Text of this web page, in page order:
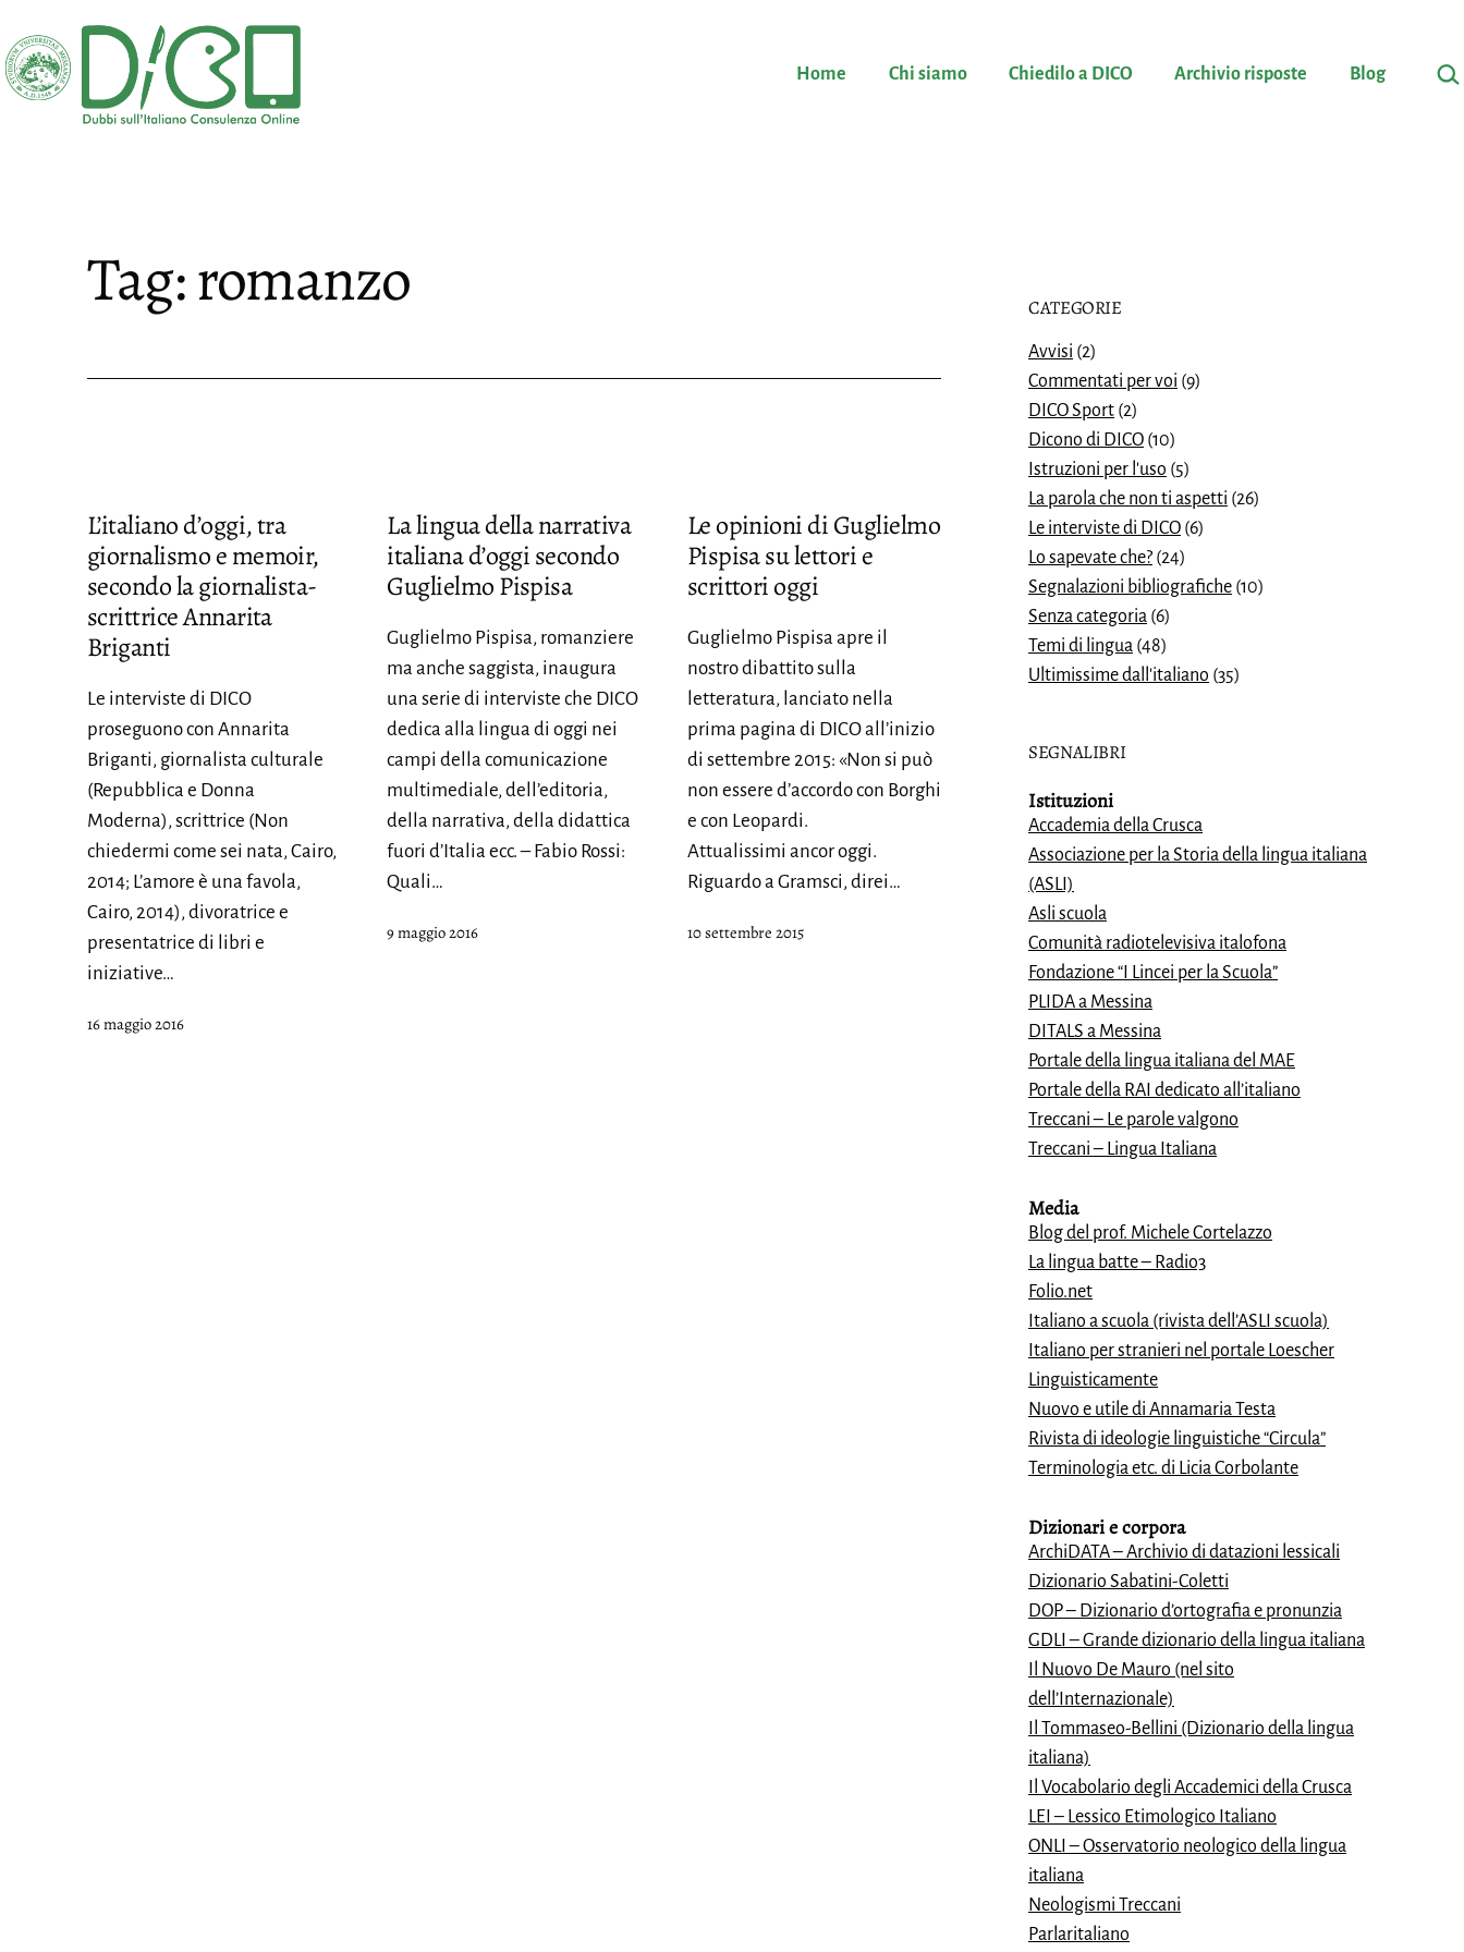
al
contenuto
Consulenza
Home Chi siamo Chiedilo a DICO Archivio risposte Blog
Tag:romanzo
L’italiano d’oggi, tra
giornalismo e memoir,
secondo la giornalista-
scrittrice Annarita
Briganti
Le interviste di DICO
proseguono con Annarita
Briganti, giornalista culturale
(Repubblica e Donna
Moderna), scrittrice (Non
chiedermi come sei nata, Cairo,
2014; L’amore è una favola,
Cairo, 2014), divoratrice e
presentatrice di libri e
iniziative…
Pubblicato
16 maggio 2016
La lingua della narrativa
italiana d’oggi secondo
Guglielmo Pispisa
Guglielmo Pispisa, romanziere
ma anche saggista, inaugura
una serie di interviste che DICO
dedica alla lingua di oggi nei
campi della comunicazione
multimediale, dell’editoria,
della narrativa, della didattica
fuori d’Italia ecc. – Fabio Rossi:
Quali…
Pubblicato
9 maggio 2016
Le opinioni di Guglielmo
Pispisa su lettori e
scrittori oggi
Guglielmo Pispisa apre il
nostro dibattito sulla
letteratura, lanciato nella
prima pagina di DICO all’inizio
di settembre 2015: «Non si può
non essere d’accordo con Borghi
e con Leopardi.
Attualissimi ancor oggi.
Riguardo a Gramsci, direi…
Pubblicato
10 settembre 2015
CATEGORIE
Avvisi (2)
Commentati per voi (9)
DICO Sport (2)
Dicono di DICO (10)
Istruzioni per l'uso (5)
La parola che non ti aspetti (26)
Le interviste di DICO (6)
Lo sapevate che? (24)
Segnalazioni bibliografiche (10)
Senza categoria (6)
Temi di lingua (48)
Ultimissime dall'italiano (35)
SEGNALIBRI
Istituzioni
Accademia della Crusca
Associazione per la Storia della lingua italiana
(ASLI)
Asli scuola
Comunità radiotelevisiva italofona
Fondazione “I Lincei per la Scuola”
PLIDA a Messina
DITALS a Messina
Portale della lingua italiana del MAE
Portale della RAI dedicato all’italiano
Treccani – Le parole valgono
Treccani – Lingua Italiana
Media
Blog del prof. Michele Cortelazzo
La lingua batte – Radio3
Folio.net
Italiano a scuola (rivista dell’ASLI scuola)
Italiano per stranieri nel portale Loescher
Linguisticamente
Nuovo e utile di Annamaria Testa
Rivista di ideologie linguistiche “Circula”
Terminologia etc. di Licia Corbolante
Dizionari ecorpora
ArchiDATA – Archivio di datazioni lessicali
Dizionario Sabatini-Coletti
DOP – Dizionario d’ortografia e pronunzia
GDLI – Grande dizionario della lingua italiana
Il Nuovo De Mauro (nel sito
dell’Internazionale)
Il Tommaseo-Bellini (Dizionario della lingua
italiana)
Il Vocabolario degli Accademici della Crusca
LEI – Lessico Etimologico Italiano
ONLI – Osservatorio neologico della lingua
italiana
Neologismi Treccani
Parlaritaliano